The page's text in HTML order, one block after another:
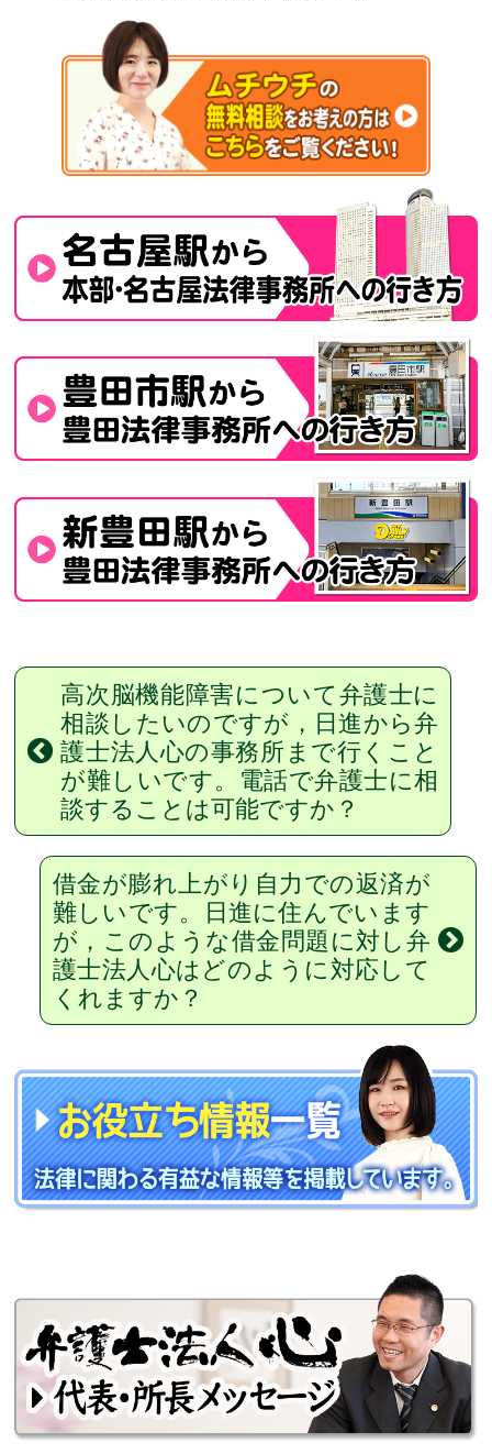
高次脳機能障害について弁護士に
相談したいのですが，日進から弁
護士法人心の事務所まで行くこと
が難しいです。電話で弁護士に相
談することは可能ですか？
借金が膨れ上がり自力での返済が
難しいです。日進に住んでいます
が，このような借金問題に対し弁
護士法人心はどのように対応して
くれますか？